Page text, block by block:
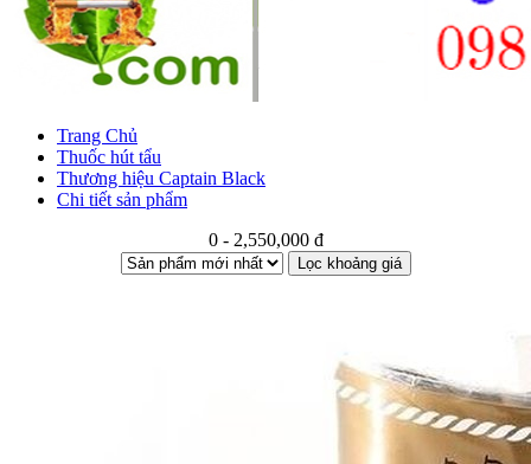
Trang Chủ
Thuốc hút tẩu
Thương hiệu Captain Black
Chi tiết sản phẩm
0 - 2,550,000 đ
Lọc khoảng giá